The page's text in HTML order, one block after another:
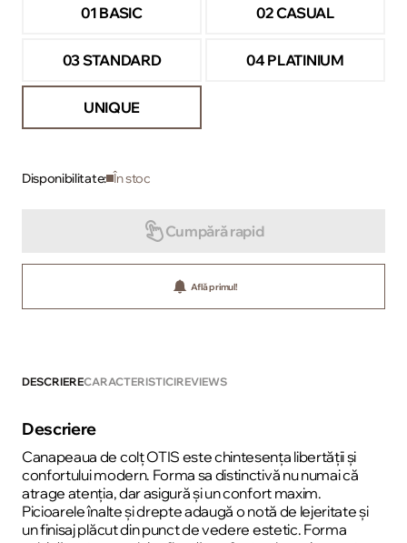
01 BASIC
02 CASUAL
03 STANDARD 04 PLATINIUM
UNIQUE
Disponibilitate: În stoc
Cumpără rapid
Află primul!
DESCRIERECARACTERISTICIREVIEWS
Descriere
Canapeaua de colț OTIS este chintesența libertății și
confortului modern. Forma sa distinctivă nu numai că
atrage atenția, dar asigură și un confort maxim.
Picioarele înalte și drepte adaugă o notă de lejeritate și
un finisaj plăcut din punct de vedere estetic. Forma